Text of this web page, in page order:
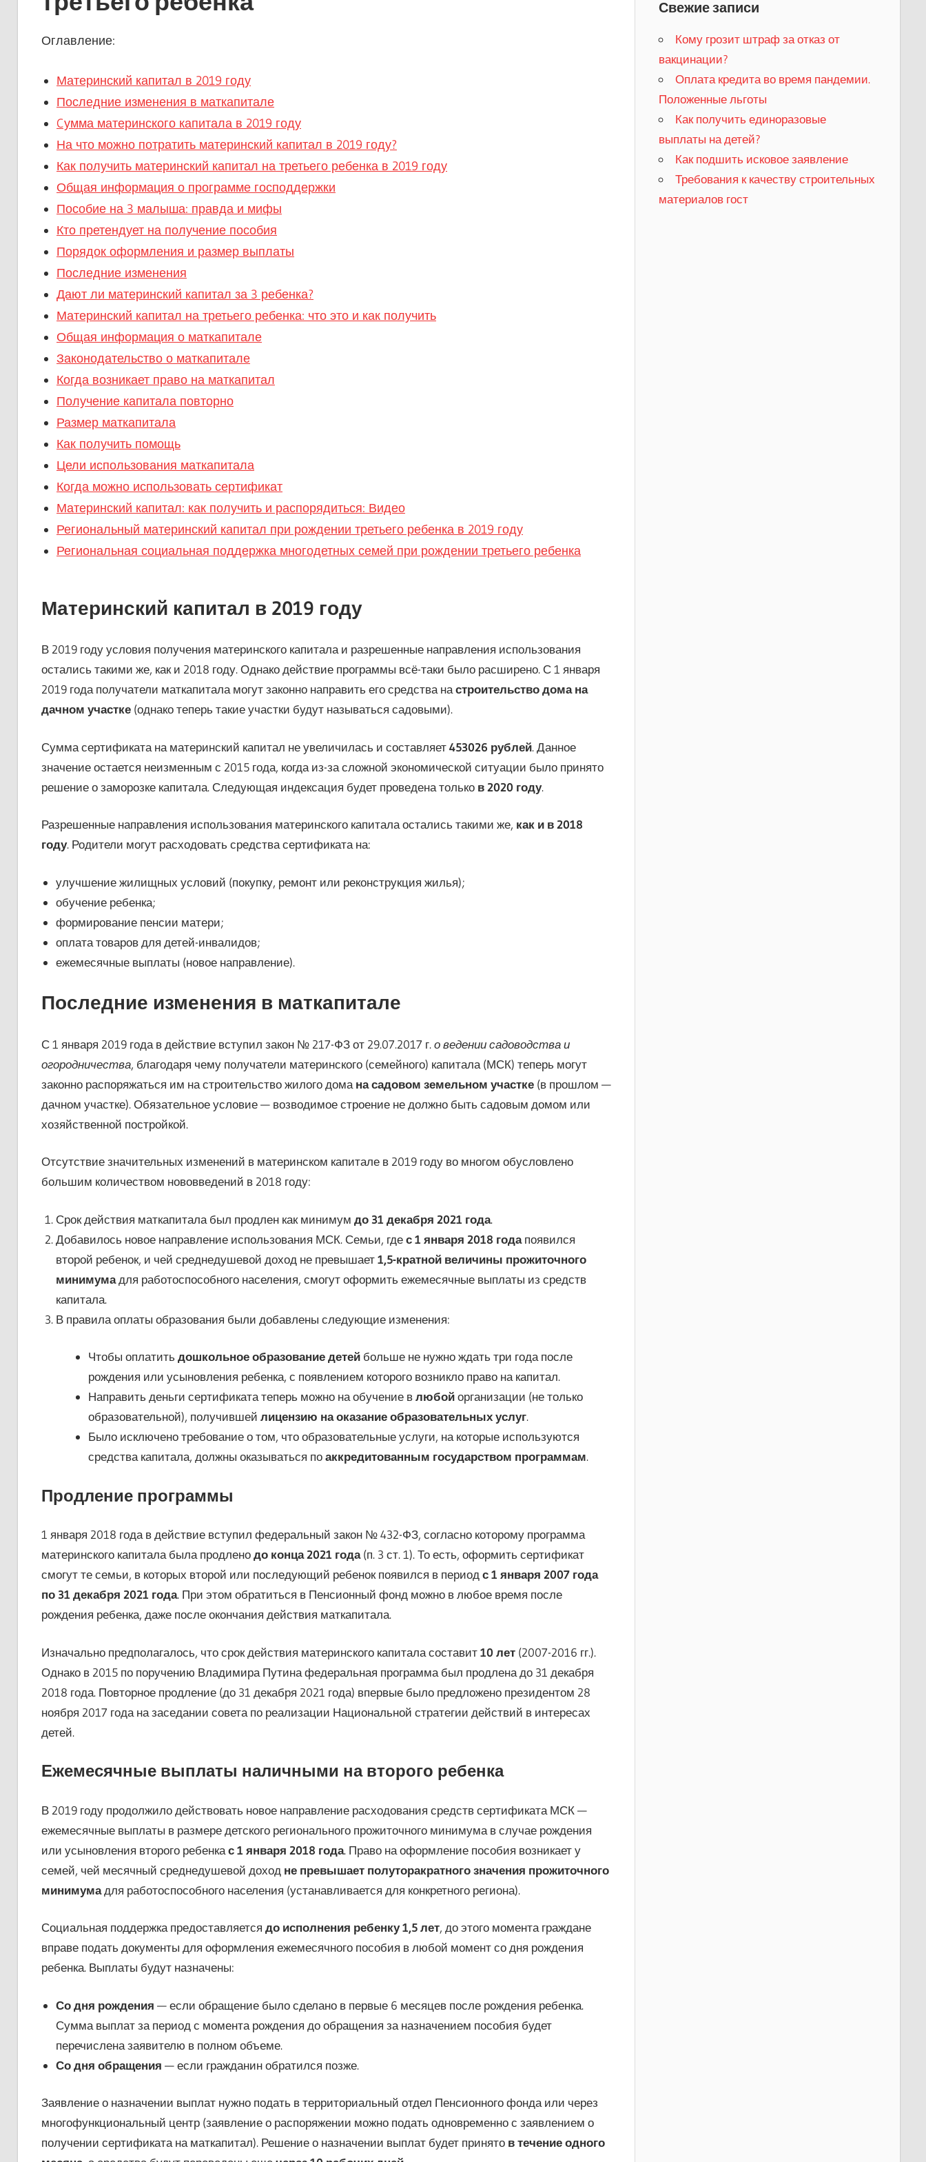
Оглавление:
Материнский капитал в 2019 году
Последние изменения в маткапитале
Cумма материнского капитала в 2019 году
На что можно потратить материнский капитал в 2019 году?
Как получить материнский капитал на третьего ребенка в 2019 году
Общая информация о программе господдержки
Пособие на 3 малыша: правда и мифы
Кто претендует на получение пособия
Порядок оформления и размер выплаты
Последние изменения
Дают ли материнский капитал за 3 ребенка?
Материнский капитал на третьего ребенка: что это и как получить
Общая информация о маткапитале
Законодательство о маткапитале
Когда возникает право на маткапитал
Получение капитала повторно
Размер маткапитала
Как получить помощь
Цели использования маткапитала
Когда можно использовать сертификат
Материнский капитал: как получить и распорядиться: Видео
Региональный материнский капитал при рождении третьего ребенка в 2019 году
Региональная социальная поддержка многодетных семей при рождении третьего ребенка
Материнский капитал в 2019 году
В 2019 году условия получения материнского капитала и разрешенные направления использования
остались такими же, как и 2018 году. Однако действие программы всё-таки было расширено. С 1 января
2019 года получатели маткапитала могут законно направить его средства настроительство дома на
дачном участке(однако теперь такие участки будут называться садовыми).
Сумма сертификата на материнский капитал не увеличилась и составляет453026 рублей. Данное
значение остается неизменным с 2015 года, когда из-за сложной экономической ситуации было принято
решение о заморозке капитала. Следующая индексация будет проведена только в 2020 году.
Разрешенные направления использования материнского капитала остались такими же, как и в 2018
году. Родители могут расходовать средства сертификата на:
улучшение жилищных условий (покупку, ремонт или реконструкция жилья);
обучение ребенка;
формирование пенсии матери;
оплата товаров для детей-инвалидов;
ежемесячные выплаты (новое направление).
Последние изменения в маткапитале
С 1 января 2019 года в действие вступил закон № 217-ФЗ от 29.07.2017 г.о ведении садоводства и
огородничества, благодаря чему получатели материнского (семейного) капитала (МСК) теперь могут
законно распоряжаться им на строительство жилого дома на садовом земельном участке(в прошлом —
дачном участке). Обязательное условие — возводимое строение не должно быть садовым домом или
хозяйственной постройкой.
Отсутствие значительных изменений в материнском капитале в 2019 году во многом обусловлено
большим количеством нововведений в 2018 году:
Срок действия маткапитала был продлен как минимум до 31 декабря 2021 года.
Добавилось новое направление использования МСК. Семьи, гдес 1 января 2018 годапоявился
второй ребенок, и чей среднедушевой доход не превышает1,5-кратной величины прожиточного
минимумадля работоспособного населения, смогут оформить ежемесячные выплаты из средств
капитала.
В правила оплаты образования были добавлены следующие изменения:
Чтобы оплатить дошкольное образование детейбольше не нужно ждать три года после
рождения или усыновления ребенка, с появлением которого возникло право на капитал.
Направить деньги сертификата теперь можно на обучение влюбойорганизации (не только
образовательной), получившей лицензию на оказание образовательных услуг.
Было исключено требование о том, что образовательные услуги, на которые используются
средства капитала, должны оказываться поаккредитованным государством программам.
Продление программы
1 января 2018 года в действие вступил федеральный закон № 432-ФЗ, согласно которому программа
материнского капитала была продленодо конца 2021 года(п. 3 ст. 1). То есть, оформить сертификат
смогут те семьи, в которых второй или последующий ребенок появился в период с 1 января 2007 года
по 31 декабря 2021 года. При этом обратиться в Пенсионный фонд можно в любое время после
рождения ребенка, даже после окончания действия маткапитала.
Изначально предполагалось, что срок действия материнского капитала составит10 лет(2007-2016 гг.).
Однако в 2015 по поручению Владимира Путина федеральная программа был продлена до 31 декабря
2018 года. Повторное продление (до 31 декабря 2021 года) впервые было предложено президентом 28
ноября 2017 года на заседании совета по реализации Национальной стратегии действий в интересах
детей.
Ежемесячные выплаты наличными на второго ребенка
В 2019 году продолжило действовать новое направление расходования средств сертификата МСК —
ежемесячные выплаты в размере детского регионального прожиточного минимума в случае рождения
или усыновления второго ребенкас 1 января 2018 года. Право на оформление пособия возникает у
семей, чей месячный среднедушевой доход не превышает полуторакратного значения прожиточного
минимумадля работоспособного населения (устанавливается для конкретного региона).
Социальная поддержка предоставляется до исполнения ребенку 1,5 лет, до этого момента граждане
вправе подать документы для оформления ежемесячного пособия в любой момент со дня рождения
ребенка. Выплаты будут назначены:
Со дня рождения — если обращение было сделано в первые 6 месяцев после рождения ребенка.
Сумма выплат за период с момента рождения до обращения за назначением пособия будет
перечислена заявителю в полном объеме.
Со дня обращения — если гражданин обратился позже.
Заявление о назначении выплат нужно подать в территориальный отдел Пенсионного фонда или через
многофункциональный центр (заявление о распоряжении можно подать одновременно с заявлением о
получении сертификата на маткапитал). Решение о назначении выплат будет принято в течение одного
Свежие записи
Кому грозит штраф за отказ от
вакцинации?
​Оплата кредита во время пандемии.
Положенные льготы
​Как получить единоразовые
выплаты на детей?
Как подшить исковое заявление
Требования к качеству строительных
материалов гост